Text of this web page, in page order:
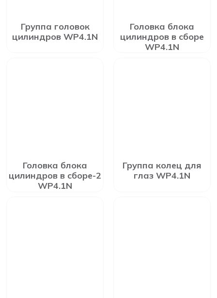
Группа головок
цилиндров WP4.1N
Головка блока
цилиндров в сборе
WP4.1N
Головка блока
цилиндров в сборе-2
WP4.1N
Группа колец для
глаз WP4.1N